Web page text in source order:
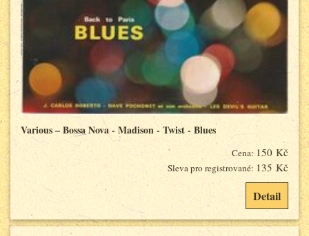
Various – Bossa Nova - Madison - Twist - Blues
Cena:150 Kč
Sleva pro registrované: 135 Kč
Detail